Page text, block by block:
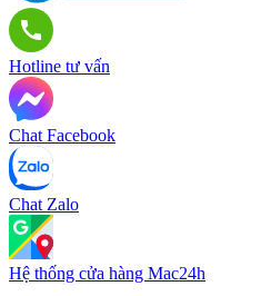
Hotline tư vấn
Chat Facebook
Chat Zalo
Hệ thống cửa hàng Mac24h